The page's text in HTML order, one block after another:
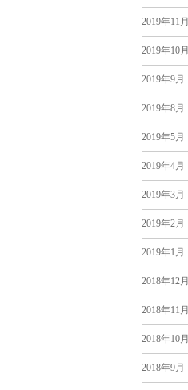
2019年11月
2019年10月
2019年9月
2019年8月
2019年5月
2019年4月
2019年3月
2019年2月
2019年1月
2018年12月
2018年11月
2018年10月
2018年9月